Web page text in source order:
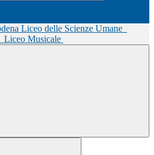
Liceo delle Scienze Umane
Liceo Musicale